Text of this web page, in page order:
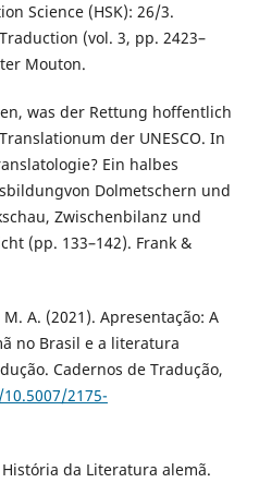
Science (HSK): 26/3.
(vol. 3, pp. 2423–
Mouton.
was der Rettung hoffentlich
der UNESCO. In
Ein halbes
Dolmetschern und
Zwischenbilanz und
(pp. 133–142). Frank &
A. (2021). Apresentação: A
no Brasil e a literatura
Cadernos de Tradução,
2175-
História da Literatura alemã.